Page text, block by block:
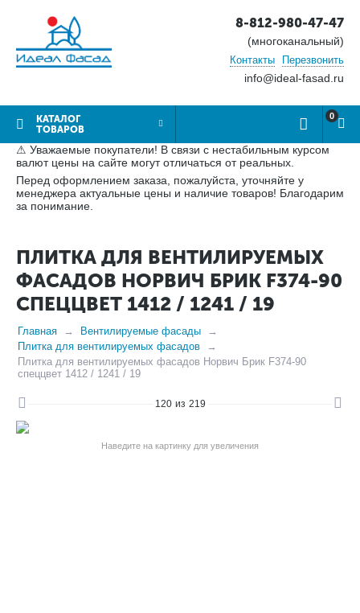
8-812-980-47-47
(многоканальный)
Контакты Перезвонить
info@ideal-fasad.ru
КАТАЛОГ
ТОВАРОВ
0
⚠ Уважаемые покупатели! В связи с нестабильным курсом
валют цены на сайте могут отличаться от реальных.
Перед оформлением заказа, пожалуйста, уточняйте у
менеджера актуальные цены и наличие товаров! Благодарим
за понимание.
ПЛИТКА ДЛЯ ВЕНТИЛИРУЕМЫХ
ФАСАДОВ НОРВИЧ БРИК F374-90
СПЕЦЦВЕТ 1412 / 1241 / 19
Главная
Вентилируемые фасады
Плитка для вентилируемых фасадов
Плитка для вентилируемых фасадов Норвич Брик F374-90
спеццвет 1412 / 1241 / 19
120 из 219
Наведите на картинку для увеличения